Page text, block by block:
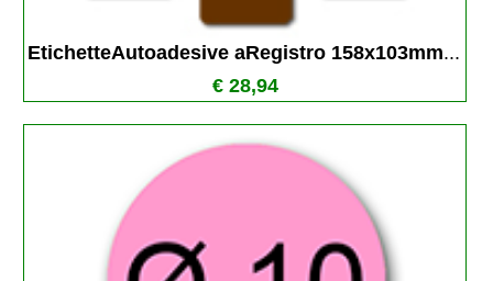
EtichetteAutoadesive aRegistro 158x103mm...
€ 28,94